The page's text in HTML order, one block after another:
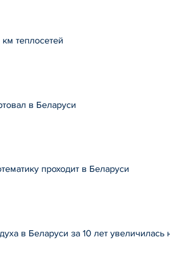
теплосетей
в Беларуси
проходит в Беларуси
в Беларуси за 10 лет увеличилась